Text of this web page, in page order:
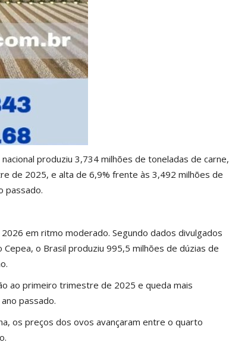
produziu 3,734 milhões de toneladas de carne,
de 2025, e alta de 6,9% frente às 3,492 milhões de
passado.
em ritmo moderado. Segundo dados divulgados
Cepea, o Brasil produziu 995,5 milhões de dúzias de
ao primeiro trimestre de 2025 e queda mais
passado.
os preços dos ovos avançaram entre o quarto